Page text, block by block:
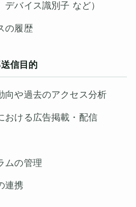
デバイス識別子 など）
の履歴
信目的
向や過去のアクセス分析
おける広告掲載・配信
ムの管理
連携